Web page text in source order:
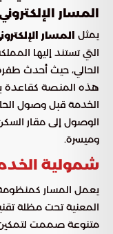
المسار
يمثل المسار
التي تستند إليها
الحالي، حيث أحدث
هذه المنصة كقاعدة
الخدمة قبل وصول
الوصول إلى مقار
وميسرة.
شمولية
يعمل المسار
متنوعة صممت لتمكين